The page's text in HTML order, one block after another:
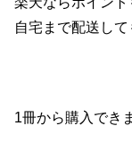
自宅まで配送して
1冊から購入でき